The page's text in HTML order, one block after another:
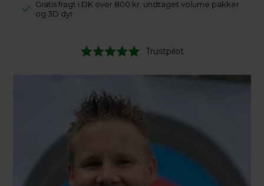
Gratis fragt i DK over 800 kr. undtaget volume pakker
og 3D dyr
Trustpilot